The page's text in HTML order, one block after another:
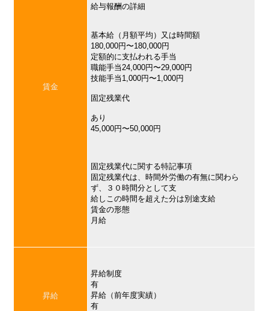
賃金
給与報酬の詳細
基本給（月額平均）又は時間額
180,000円〜180,000円
定額的に支払われる手当
職能手当24,000円〜29,000円
技能手当1,000円〜1,000円
固定残業代
あり
45,000円〜50,000円
固定残業代に関する特記事項
固定残業代は、時間外労働の有無に関わら
ず、３０時間分として支
給しこの時間を超えた分は別途支給
賃金の形態
月給
昇給
昇給制度
有
昇給（前年度実績）
有